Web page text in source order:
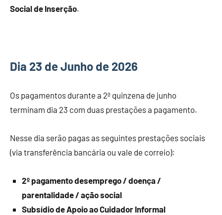
Social de Inserção.
Dia 23 de Junho de 2026
Os pagamentos durante a 2ª quinzena de junho
terminam dia 23 com duas prestações a pagamento.
Nesse dia serão pagas as seguintes prestações sociais
(via transferência bancária ou vale de correio):
2º pagamento desemprego / doença /
parentalidade / ação social
Subsídio de Apoio ao Cuidador Informal